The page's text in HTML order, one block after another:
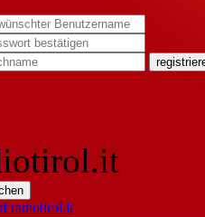
radiotirol.it